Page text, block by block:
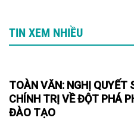
TIN XEM NHIỀU
TOÀN VĂN: NGHỊ QUYẾT
CHÍNH TRỊ VỀ ĐỘT PHÁ
ĐÀO TẠO